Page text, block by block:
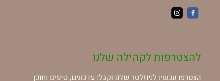
להצטרפות לקהילה שלנו
הצטרפו עכשיו לניוזלטר שלנו וקבלו עדכונים, טיפים ותוכן